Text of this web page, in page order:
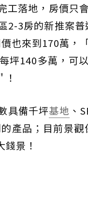
工落地，房價只
2-3房的新推案
也來到170萬，
坪140多萬，可
具備千坪基地 、
產品；目前景
景！